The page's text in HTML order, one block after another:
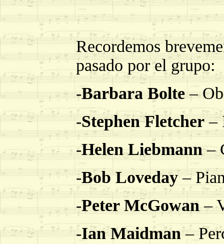
Recordemos
pasado por el grupo:
-Barbara Bolte–
-Stephen Fletcher –
-Helen Liebmann–
-Bob Loveday–
-Peter McGowan–
-Ian Maidman–